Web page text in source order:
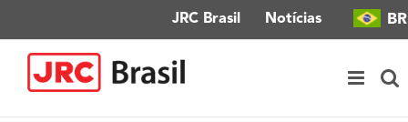
conteúdo
JRC Brasil Notícias BR